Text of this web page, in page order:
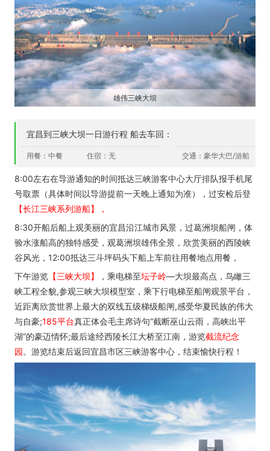
雄伟三峡大坝
宜昌到三峡大坝一日游行程 船去车回：
用餐：中餐 住宿：无 交通：豪华大巴/游船
8:00左右在导游通知的时间抵达三峡游客中心大厅排队报手机尾
号取票（具体时间以导游提前一天晚上通知为准），过安检后登
【长江三峡系列游船】，
8:30开船后船上观美丽的宜昌沿江城市风景，过葛洲坝船闸，体
验水涨船高的独特感受，观葛洲坝雄伟全景，欣赏美丽的西陵峡
谷风光，12:00抵达三斗坪码头下船上车前往用餐地点用餐，
下午游览 【三峡大坝】 ，乘电梯至坛子岭—大坝最高点，鸟瞰三
峡工程全貌,参观三峡大坝模型室，乘下行电梯至船闸观景平台，
近距离欣赏世界上最大的双线五级梯级船闸,感受华夏民族的伟大
与自豪;185平台真正体会毛主席诗句“截断巫山云雨，高峡出平
湖”的豪迈情怀;最后途经西陵长江大桥至江南，游览截流纪念
园。游览结束后返回宜昌市区三峡游客中心，结束愉快行程！